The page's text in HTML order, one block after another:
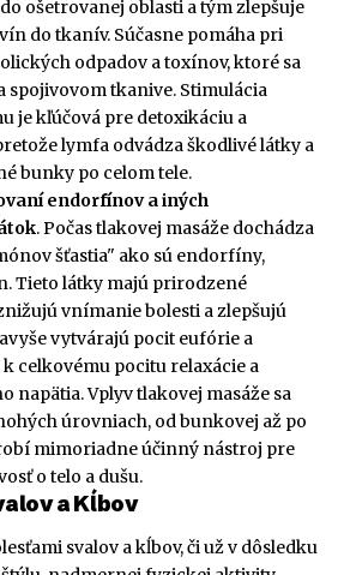
ošetrovanej oblasti a tým zlepšuje
do tkanív. Súčasne pomáha pri
odpadov a toxínov, ktoré sa
spojivovom tkanive. Stimulácia
je kľúčová pre detoxikáciu a
lymfa odvádza škodlivé látky a
bunky po celom tele.
endorfínov a iných
. Počas tlakovej masáže dochádza
šťastia" ako sú endorfíny,
Tieto látky majú prirodzené
vnímanie bolesti a zlepšujú
vytvárajú pocit eufórie a
celkovému pocitu relaxácie a
napätia. Vplyv tlakovej masáže sa
úrovniach, od bunkovej až po
mimoriadne účinný nástroj pre
o telo a dušu.
a Kĺbov
svalov a kĺbov, či už v dôsledku